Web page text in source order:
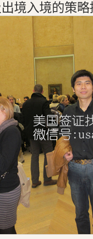
境入境的策